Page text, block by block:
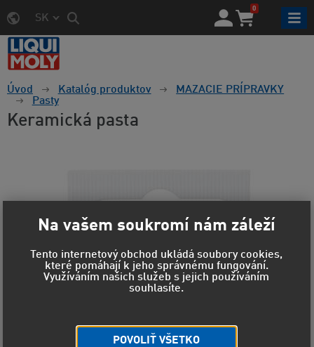
SK
0
Úvod Katalóg produktov
MAZACIE PRÍPRAVKY
Pasty
Keramická pasta
Na vašem soukromí nám záleží
Tento internetový obchod ukládá soubory cookies,
které pomáhají k jeho správnému fungování.
Využíváním našich služeb s jejich používáním
souhlasíte.
POVOLIŤ VŠETKO